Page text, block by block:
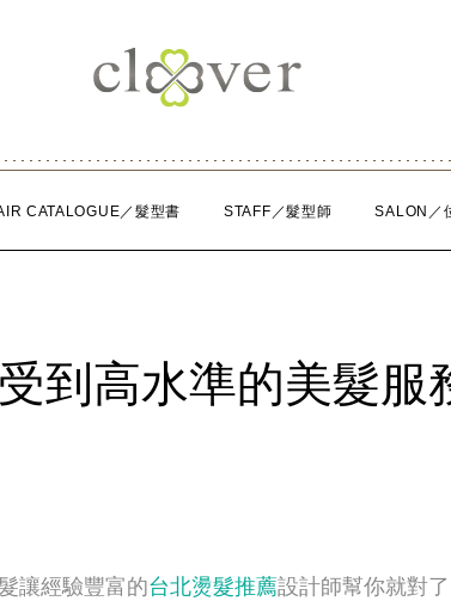
CATALOGUE／髮型書 STAFF／髮型師 SALON／
到高水準的美髮服
讓經驗豐富的台北燙髮推薦設計師幫你就對